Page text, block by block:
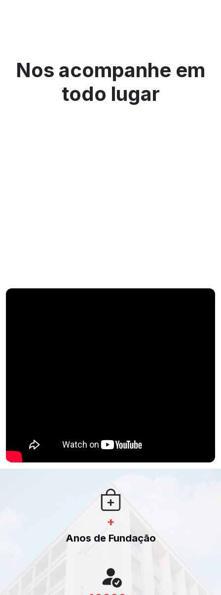
Nos acompanhe em
todo lugar
+
Anos de Fundação